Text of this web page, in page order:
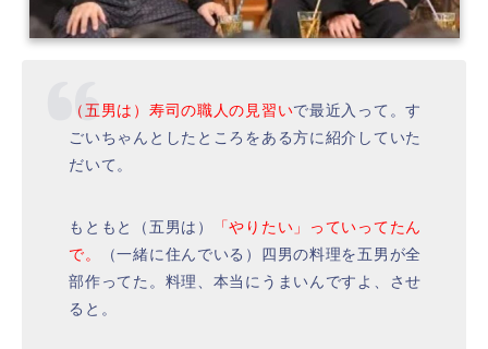
（五男は）寿司の職人の見習いで最近入って。す
ごいちゃんとしたところをある方に紹介していた
だいて。
もともと（五男は）
「やりたい」っていってたん
で。
（一緒に住んでいる）四男の料理を五男が全
部作ってた。料理、本当にうまいんですよ、させ
ると。